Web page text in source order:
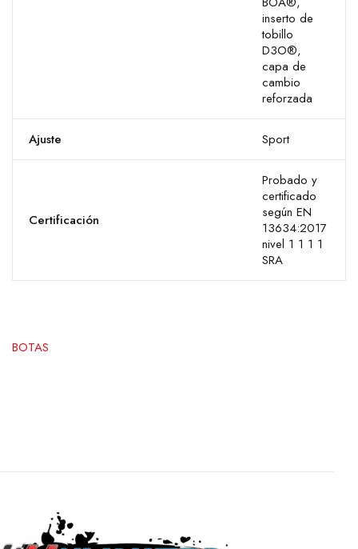
inserto de
tobillo
D3O®,
capa de
cambio
reforzada
Ajuste Sport
Certificación
Probado y
certificado
según EN
13634:2017
nivel 1 1 1 1
SRA
BOTAS